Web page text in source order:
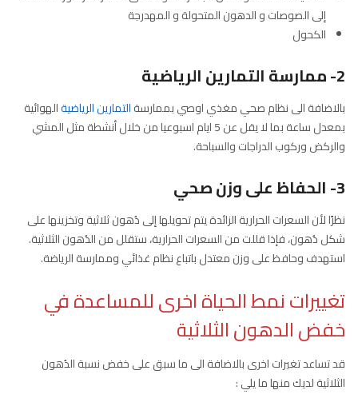
إلى الصوصات و الدهون المتحولة و المهدرجة
الكحول
2- ممارسة التمارين الرياضية
بالاضافة الى نظام صحي مغذي اوصي بممارسةالتمارين الرياضيةالهوائية
بمعدل ساعة بما لا يقل عن 5 ايام اسبوعيا من خلال أنشطة مثل المشي
والركض وركوب الدراجات والسباحة.
3- الحفاظ على وزن صحي
نظرًا لأن السعرات الحرارية الزائدة يتم تحويلها إلى دُهون ثلاثية وتخزينها على
شكل دُهون، فإذا قللت من السعرات الحرارية، ستقلل من الدُهون الثلاثية.
استهدف وحافظ على وزن معتدل باتباع نظام غذائي وممارسة الرياضة.
تغييرات نمط الحياة اخرى للمساعدة في
خفض الدهون الثلاثية
قد تساعد تغيرات اخرى بالاضافة الى ما سبق على خفض نسبة الدُهون
الثلاثية لديك منها ما يلي :